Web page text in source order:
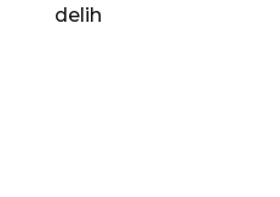
delih